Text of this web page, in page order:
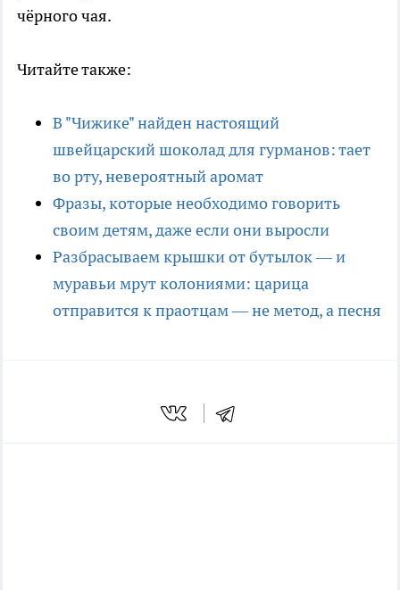
чёрного чая.
Читайте также:
В "Чижике" найден настоящий
швейцарский шоколад для гурманов: тает
во рту, невероятный аромат
Фразы, которые необходимо говорить
своим детям, даже если они выросли
Разбрасываем крышки от бутылок — и
муравьи мрут колониями: царица
отправится к праотцам — не метод, а песня